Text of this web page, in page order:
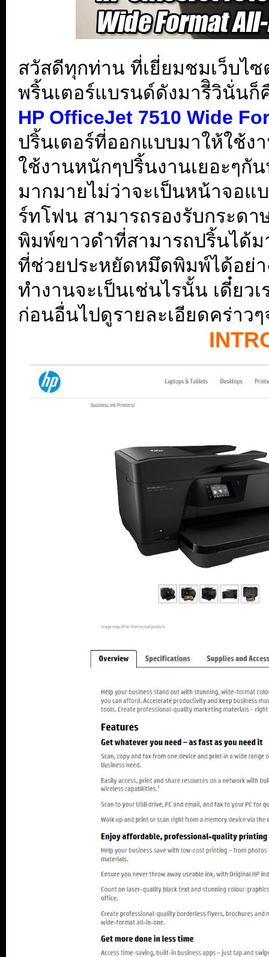
สวัสดีทุกท่าน ที่เยี่ยมชมเว็บไ
พริ้นเตอร์แบรนด์ดังมารีิวินั่นก็
HP OfficeJet 7510 Wide
ปริ้นเตอร์ที่ออกแบบมาให้ใช้ง
ใช้งานหนักๆปริ้นงานเยอะๆกั
มากมายไม่ว่าจะเป็นหน้าจอแ
ร์ทโฟน สามารถรองรับกระด
พิมพ์ขาวดำที่สามารถปริ้นได้ม
ที่ช่วยประหยัดหมึดพิมพ์ได้อย่
ทำงานจะเป็นเช่นไรนั้น เดี๋ย
ก่อนอื่นไปดูรายละเอียดคร่าว